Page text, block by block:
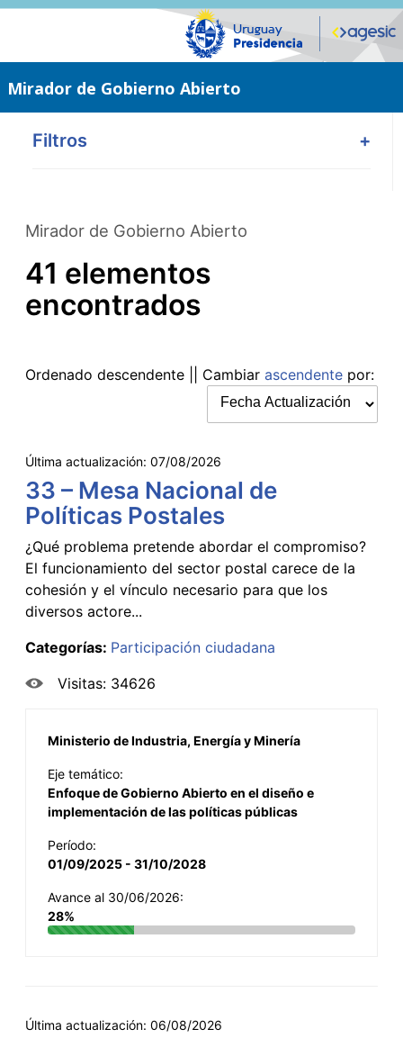
Saltar
Mirador de Gobierno Abierto
Filtros +
Mirador de Gobierno Abierto
41 elementos
encontrados
Ordenado descendente || Cambiar ascendente por:
Última actualización: 07/08/2026
33 – Mesa Nacional de
Políticas Postales
¿Qué problema pretende abordar el compromiso?
El funcionamiento del sector postal carece de la
cohesión y el vínculo necesario para que los
diversos actore...
Categorías: Participación ciudadana
Visitas: 34626
Ministerio de Industria, Energía y Minería
Eje temático:
Enfoque de Gobierno Abierto en el diseño e
implementación de las políticas públicas
Período:
01/09/2025 - 31/10/2028
Avance al 30/06/2026:
28%
Última actualización: 06/08/2026